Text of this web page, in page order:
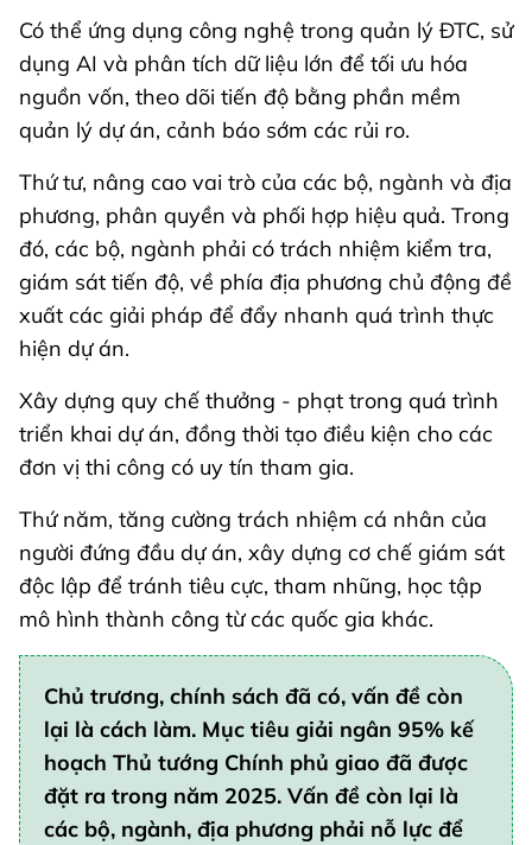
Có thể ứng dụng công nghệ trong quản lý ĐTC, sử
dụng AI và phân tích dữ liệu lớn để tối ưu hóa
nguồn vốn, theo dõi tiến độ bằng phần mềm
quản lý dự án, cảnh báo sớm các rủi ro.
Thứ tư, nâng cao vai trò của các bộ, ngành và địa
phương, phân quyền và phối hợp hiệu quả. Trong
đó, các bộ, ngành phải có trách nhiệm kiểm tra,
giám sát tiến độ, về phía địa phương chủ động đề
xuất các giải pháp để đẩy nhanh quá trình thực
hiện dự án.
Xây dựng quy chế thưởng - phạt trong quá trình
triển khai dự án, đồng thời tạo điều kiện cho các
đơn vị thi công có uy tín tham gia.
Thứ năm, tăng cường trách nhiệm cá nhân của
người đứng đầu dự án, xây dựng cơ chế giám sát
độc lập để tránh tiêu cực, tham nhũng, học tập
mô hình thành công từ các quốc gia khác.
Chủ trương, chính sách đã có, vấn đề còn
lại là cách làm. Mục tiêu giải ngân 95% kế
hoạch Thủ tướng Chính phủ giao đã được
đặt ra trong năm 2025. Vấn đề còn lại là
các bộ, ngành, địa phương phải nỗ lực để